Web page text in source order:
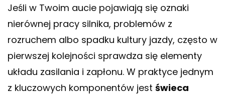
Jeśli w Twoim aucie pojawiają się oznaki
nierównej pracy silnika, problemów z
rozruchem albo spadku kultury jazdy, często w
pierwszej kolejności sprawdza się elementy
układu zasilania i zapłonu. W praktyce jednym
z kluczowych komponentów jest świeca